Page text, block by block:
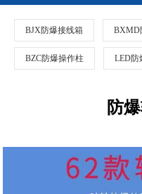
BJX防爆接线箱 BXMD
BZC防爆操作柱 LED防
防